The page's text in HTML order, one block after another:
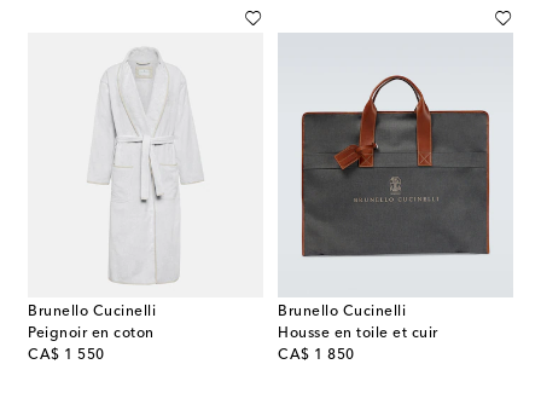
Brunello Cucinelli
Peignoir en coton
CA$ 1 550
original price
Brunello Cucinelli
Housse en toile et cuir
CA$ 1 850
original price